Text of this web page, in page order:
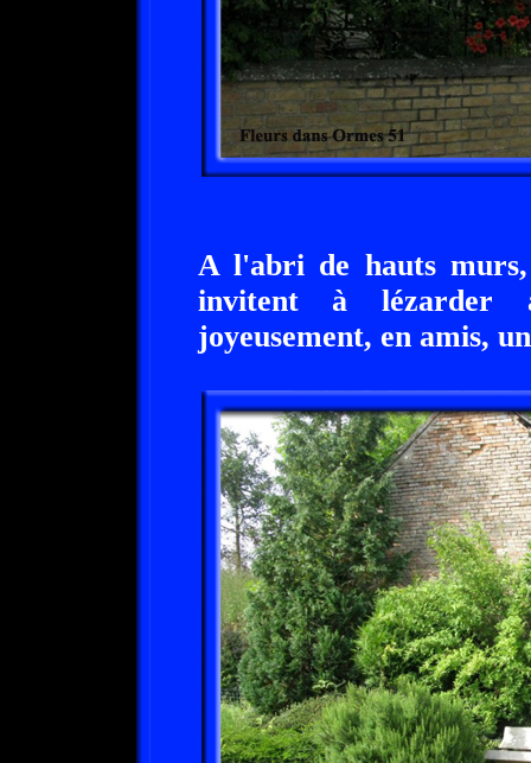
A l'abri de hauts
invitent à lézarder
joyeusement, en amis,